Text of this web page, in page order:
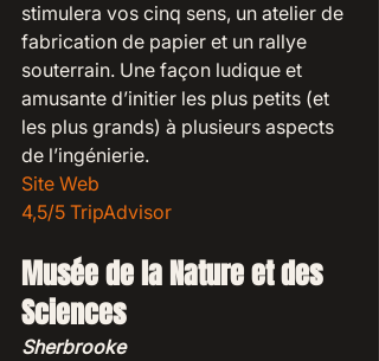
stimulera vos cinq sens, un atelier de
fabrication de papier et un rallye
souterrain. Une façon ludique et
amusante d’initier les plus petits (et
les plus grands) à plusieurs aspects
de l’ingénierie.
Site Web
4,5/5 TripAdvisor
Musée de la Nature et des
Sciences
Sherbrooke